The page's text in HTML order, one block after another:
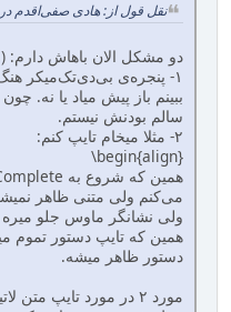
نقل قول از: هادی صفی‌اقدم در ژانویه 25, 2012,
دو مشکل الان باهاش دارم: (ویدوزم ۶۴
۱- پنجره‌ی بی‌دی‌تک‌میکر
ببینم باز پیش میاد یا نه.
سالم بودنش نیستم.
۲- مثلا میخام تایپ کنم:
‪\begin{align}‬
می‌کنم ولی متنی ظاهر
ولی نشانگر ماوس جلو
همین که تایپ دستور تموم
دستور ظاهر میشه.
مورد ۲ در مورد تایپ